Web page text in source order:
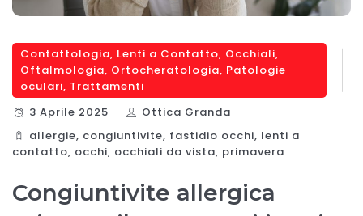
Contattologia, Lenti a Contatto, Occhiali,
Oftalmologia, Ortocheratologia, Patologie
oculari, Trattamenti
3 Aprile 2025
Ottica Granda
allergie, congiuntivite, fastidio occhi, lenti a
contatto, occhi, occhiali da vista, primavera
Congiuntivite allergica